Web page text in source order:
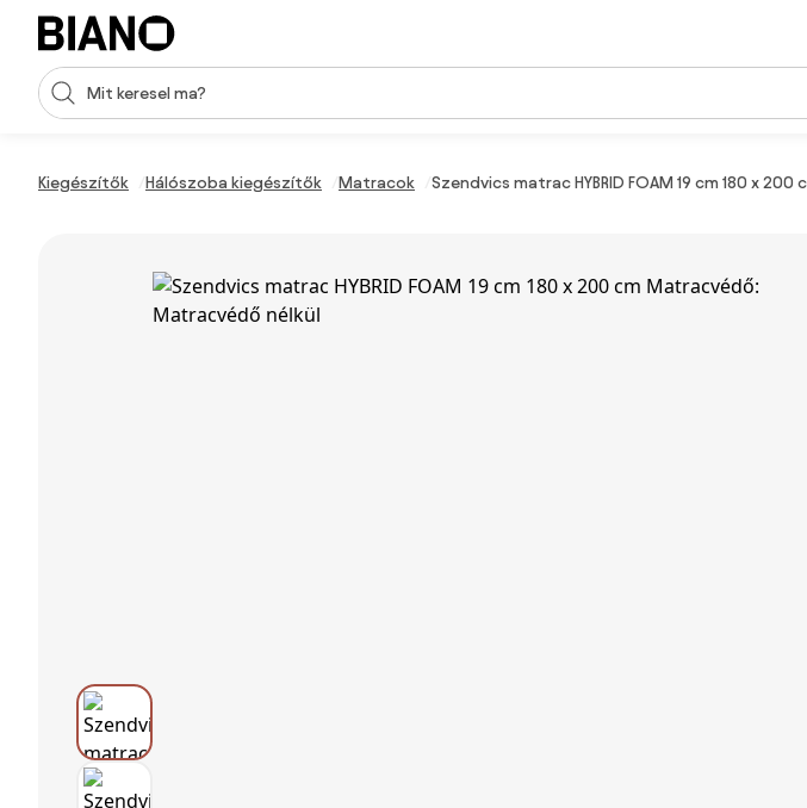
Navigáció kihagyása, ugrás a tartalomra
Keresési bevitel
Kiegészítők Hálószoba kiegészítők Matracok Szendvics matrac HYBRID FOAM 19 cm 180 x